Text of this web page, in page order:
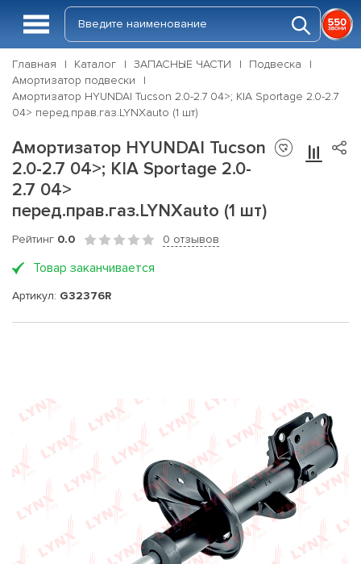
Главная Каталог ЗАПАСНЫЕ ЧАСТИ
Подвеска
Амортизатор подвески
Амортизатор HYUNDAI Tucson 2.0-2.7 04>; KIA Sportage 2.0-2.7
04> перед.прав.газ.LYNXauto (1 шт)
Амортизатор HYUNDAI Tucson
2.0-2.7 04>; KIA Sportage 2.0-
2.7 04>
перед.прав.газ.LYNXauto (1 шт)
Рейтинг 0.0 0 отзывов
Товар заканчивается
Артикул: G32376R